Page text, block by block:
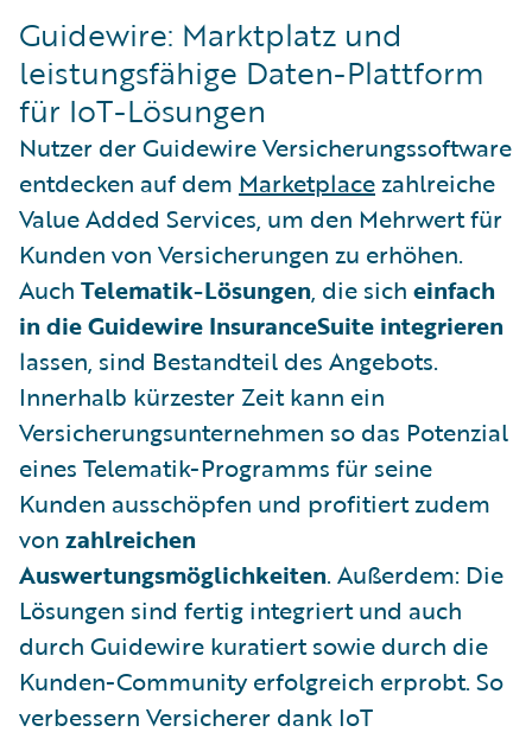
Guidewire: Marktplatz und
leistungsfähige Daten-Plattform
für IoT-Lösungen
Nutzer der Guidewire Versicherungssoftware
entdecken auf dem Marketplacezahlreiche
Value Added Services, um den Mehrwert für
Kunden von Versicherungen zu erhöhen.
Auch Telematik-Lösungen, die sich einfach
in die Guidewire InsuranceSuite integrieren
lassen, sind Bestandteil des Angebots.
Innerhalb kürzester Zeit kann ein
Versicherungsunternehmen so das Potenzial
eines Telematik-Programms für seine
Kunden ausschöpfen und profitiert zudem
von zahlreichen
Auswertungsmöglichkeiten. Außerdem: Die
Lösungen sind fertig integriert und auch
durch Guidewire kuratiert sowie durch die
Kunden-Community erfolgreich erprobt. So
verbessern Versicherer dank IoT